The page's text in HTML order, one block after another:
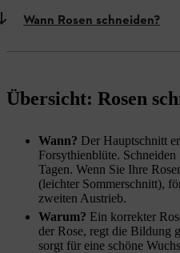
Wann Rosen schneiden?
Übersicht: Rosen
Wann? Der Hauptschnitt
Forsythienblüte.
Tagen. Wenn Sie Ihre
(leichter Sommerschnitt),
zweiten Austrieb.
Warum? Ein korrekter
der Rose, regt die Bildung
sorgt für eine schöne